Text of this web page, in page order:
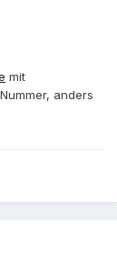
mit
anders